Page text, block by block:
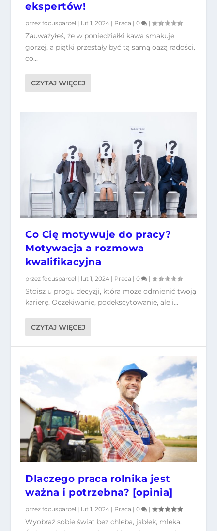
ekspertów!
przezfocusparcel | lut 1, 2024 | Praca |0 |
Zauważyłeś, że w poniedziałki kawa smakuje
gorzej, a piątki przestały być tą samą oazą radości,
co...
CZYTAJ WIĘCEJ
Co Cię motywuje do pracy?
Motywacja a rozmowa
kwalifikacyjna
przezfocusparcel | lut 1, 2024 | Praca |0 |
Stoisz u progu decyzji, która może odmienić twoją
karierę. Oczekiwanie, podekscytowanie, ale i...
CZYTAJ WIĘCEJ
Dlaczego praca rolnika jest
ważna i potrzebna? [opinia]
przezfocusparcel | lut 1, 2024 | Praca |0 |
Wyobraź sobie świat bez chleba, jabłek, mleka.